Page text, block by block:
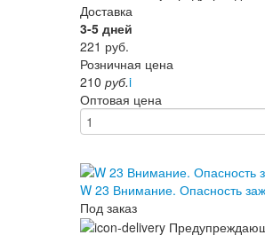
Доставка
3-5 дней
221 руб.
Розничная цена
210 руб.i
Оптовая цена
W 23 Внимание. Опасность
Под заказ